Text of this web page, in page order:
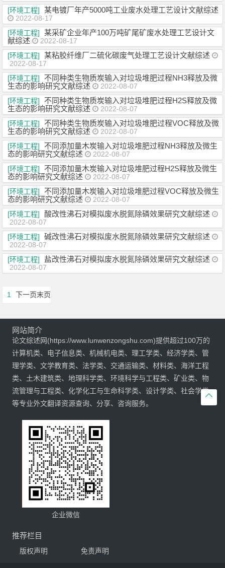
[环境工程]
某电镀厂年产5000吨工业废水处理工艺设计文献综述
2022-08-17
[环境工程]
某采矿企业年产100万吨矿尾矿废水处理工艺设计文
献综述
2022-08-17
[环境工程]
某粘胶纤维厂二硫化碳废气处理工艺设计文献综述
2022-08-17
[环境工程]
不同种类生物质炭输入对垃圾堆肥过程NH3释放及微
生态的影响研究文献综述
2022-08-07
[环境工程]
不同种类生物质炭输入对垃圾堆肥过程H2S释放及微
生态的影响研究文献综述
2022-08-07
[环境工程]
不同种类生物质炭输入对垃圾堆肥过程VOC释放及微
生态的影响研究文献综述
2022-08-07
[环境工程]
不同添加量木炭输入对垃圾堆肥过程NH3释放及微生
态的影响研究文献综述
2022-08-07
[环境工程]
不同添加量木炭输入对垃圾堆肥过程H2S释放及微生
态的影响研究文献综述
2022-08-07
[环境工程]
不同添加量木炭输入对垃圾堆肥过程VOC释放及微生
态的影响研究文献综述
2022-08-07
[环境工程]
酸改性沸石对模拟废水脱氮除磷效果研究文献综述
2022-08-07
[环境工程]
碱改性沸石对模拟废水脱氮除磷效果研究文献综述
2022-08-07
[环境工程]
盐改性沸石对模拟废水脱氮除磷效果研究文献综述
2022-08-07
1 下一页末页

网站简介
论文综述网(https://www.lunwenzongshu.com)提供超过100万的
计算机类、电子信息类、机械机电类、理工学类、经济学类、管
理学类、文学教育类、法学类、交通运输类、材料类、海洋工程
类、土木建筑类、地理科学类、环境科学与工程类、矿业类、物
流管理与工程类、化学化工与生命科学类、设计学类、社会学类
等专业外文翻译资源查询、分享、咨询服务。
企业微信
推荐栏目
版权声明 免责声明